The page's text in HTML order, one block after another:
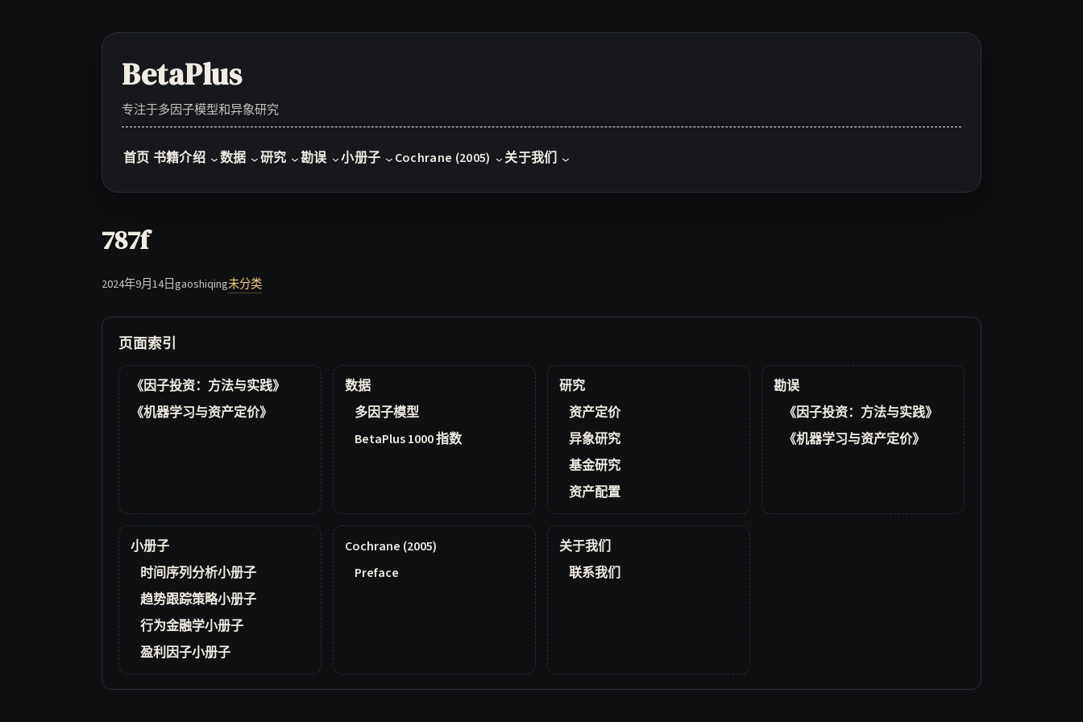
BetaPlus
专注于多因子模型和异象研究
首页 书籍介绍 数据 研究 勘误 小册子 Cochrane (2005) 关于我们
787f
2024年9月14日gaoshiqing未分类
页面索引
《因子投资：方法与实践》
《机器学习与资产定价》
数据
多因子模型
BetaPlus 1000 指数
研究
资产定价
异象研究
基金研究
资产配置
勘误
《因子投资：方法与实践》
《机器学习与资产定价》
小册子
时间序列分析小册子
趋势跟踪策略小册子
行为金融学小册子
盈利因子小册子
Cochrane (2005)
Preface
关于我们
联系我们